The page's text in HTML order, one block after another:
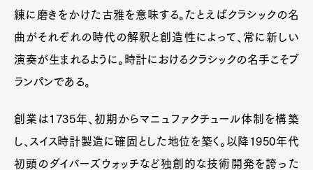
練に磨きをかけた古雅を意味する。たとえばクラシックの名
曲がそれぞれの時代の解釈と創造性によって、常に新しい
演奏が生まれるように。時計におけるクラシックの名手こそブ
ランパンである。
創業は1735年、初期からマニュファクチュール体制を構築
し、スイス時計製造に確固とした地位を築く。以降1950年代
初頭のダイバーズウォッチなど独創的な技術開発を誇った